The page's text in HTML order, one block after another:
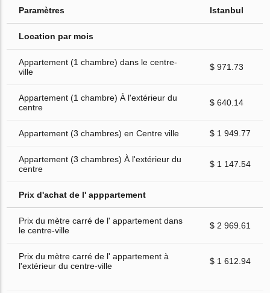
Paramètres Istanbul
Location par mois
Appartement (1 chambre) dans le centre-
ville
$ 971.73
Appartement (1 chambre) À l'extérieur du
centre
$ 640.14
Appartement (3 chambres) en Centre ville $ 1 949.77
Appartement (3 chambres) À l'extérieur du
centre
$ 1 147.54
Prix d'achat de l' apppartement
Prix du mètre carré de l' appartement dans
le centre-ville
$ 2 969.61
Prix du mètre carré de l' appartement à
l'extérieur du centre-ville
$ 1 612.94